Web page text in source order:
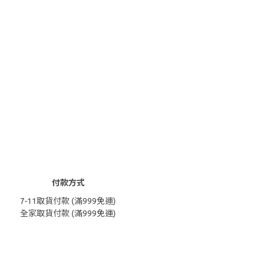
付款方式
7-11取貨付款 (滿999免運)
全家取貨付款 (滿999免運)